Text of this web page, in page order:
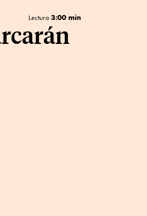
Lectura 3:00 min